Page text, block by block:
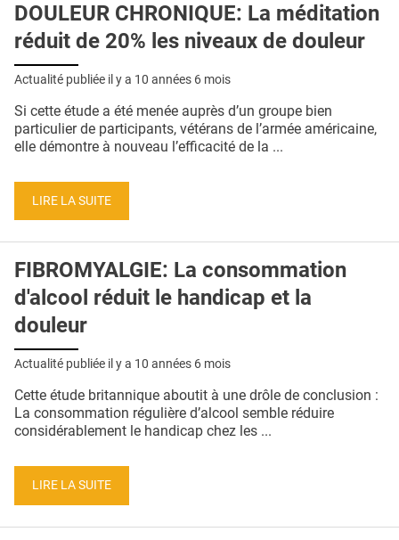
DOULEUR CHRONIQUE: La méditation
réduit de 20% les niveaux de douleur
Actualité publiée il y a 10 années 6 mois
Si cette étude a été menée auprès d’un groupe bien
particulier de participants, vétérans de l’armée américaine,
elle démontre à nouveau l’efficacité de la ...
LIRE LA SUITE
FIBROMYALGIE: La consommation
d'alcool réduit le handicap et la
douleur
Actualité publiée il y a 10 années 6 mois
Cette étude britannique aboutit à une drôle de conclusion :
La consommation régulière d’alcool semble réduire
considérablement le handicap chez les ...
LIRE LA SUITE